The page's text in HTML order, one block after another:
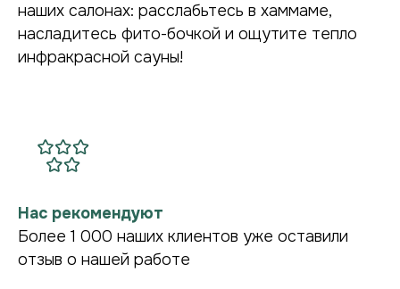
наших салонах: расслабьтесь в хаммаме,
насладитесь фито-бочкой и ощутите тепло
инфракрасной сауны!
Нас рекомендуют
Более 1 000 наших клиентов уже оставили
отзыв о нашей работе